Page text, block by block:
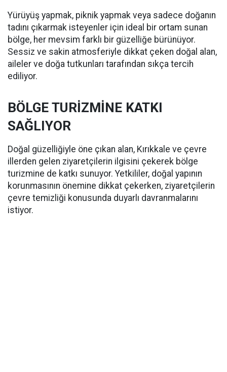
Yürüyüş yapmak, piknik yapmak veya sadece doğanın
tadını çıkarmak isteyenler için ideal bir ortam sunan
bölge, her mevsim farklı bir güzelliğe bürünüyor.
Sessiz ve sakin atmosferiyle dikkat çeken doğal alan,
aileler ve doğa tutkunları tarafından sıkça tercih
ediliyor.
BÖLGE TURİZMİNE KATKI
SAĞLIYOR
Doğal güzelliğiyle öne çıkan alan, Kırıkkale ve çevre
illerden gelen ziyaretçilerin ilgisini çekerek bölge
turizmine de katkı sunuyor. Yetkililer, doğal yapının
korunmasının önemine dikkat çekerken, ziyaretçilerin
çevre temizliği konusunda duyarlı davranmalarını
istiyor.